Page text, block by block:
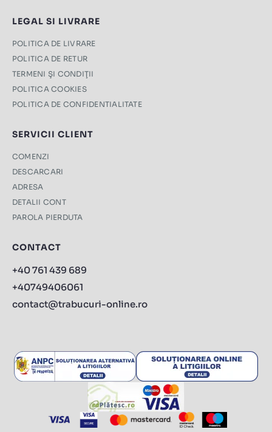
LEGAL SI LIVRARE
POLITICA DE LIVRARE
POLITICA DE RETUR
TERMENI ŞI CONDIŢII
POLITICA COOKIES
POLITICA DE CONFIDENTIALITATE
SERVICII CLIENT
COMENZI
DESCARCARI
ADRESA
DETALII CONT
PAROLA PIERDUTA
CONTACT
+40 761 439 689
+40749406061
contact@trabucuri-online.ro